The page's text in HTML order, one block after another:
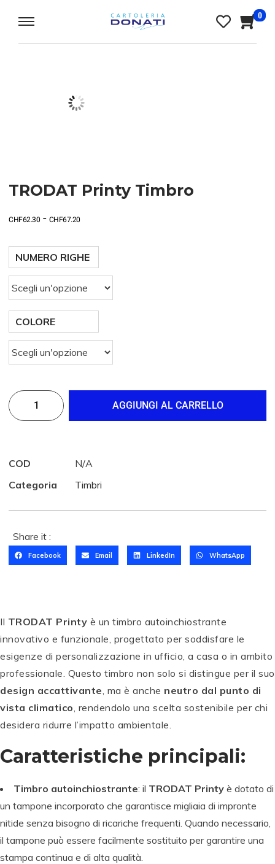
0
TRODAT Printy Timbro
CHF62.30 - CHF67.20
NUMERO RIGHE
COLORE
AGGIUNGI AL CARRELLO
COD
N/A
Categoria
Timbri
Share it :
Facebook Email LinkedIn WhatsApp
Il TRODAT Printy è un timbro autoinchiostrante
innovativo e funzionale, progettato per soddisfare le
esigenze di personalizzazione in ufficio, a casa o in ambito
professionale. Questo timbro non solo si distingue per il suo
design accattivante , ma è anche neutro dal punto di
vista climatico , rendendolo una scelta sostenibile per chi
desidera ridurre l’impatto ambientale.
Caratteristiche principali:
Timbro autoinchiostrante: il TRODAT Printy è dotato di
un tampone incorporato che garantisce migliaia di impronte
nitide senza bisogno di ricariche frequenti. Quando necessario,
il tampone può essere facilmente sostituito per garantire una
stampa continua e di alta qualità.